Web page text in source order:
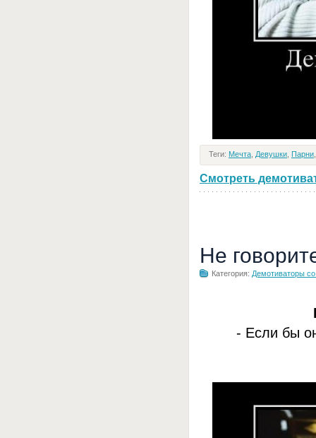
Теги: Мечта Девушки Парни
Смотреть
Не
Категория: Демотиваторы
- Если бы